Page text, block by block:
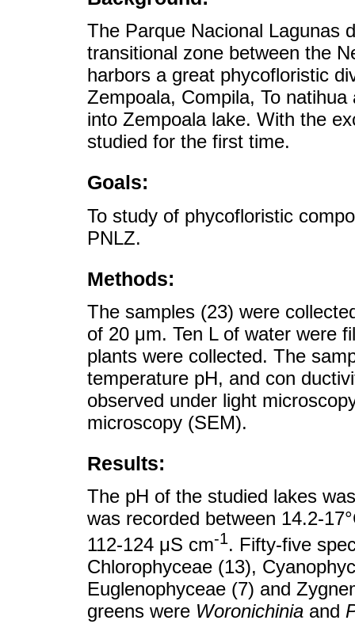
The Parque Nacional Lagunas
transitional zone between the
harbors a great phycofloristic
Zempoala, Compila, To
into Zempoala lake. With the
studied for the first time.
Goals:
To study of phycofloristic
PNLZ.
Methods:
The samples (23) were
of 20 μm. Ten L of water were
plants were collected. The
temperature pH, and con
observed under light
microscopy (SEM).
Results:
The pH of the studied lakes
was recorded between 14.2-
112-124 μS cm-1. Fifty-five
Chlorophyceae (13),
Euglenophyceae (7) and
greens were Woronichinia and